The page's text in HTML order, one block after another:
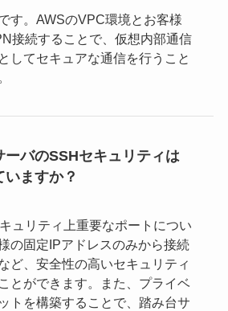
す。AWSのVPC環境とお客様
接続することで、仮想内部通信
してセキュアな通信を行うこと
ーバのSSHセキュリティは
いますか？
ュリティ上重要なポートについ
の固定IPアドレスのみから接続
ど、安全性の高いセキュリティ
とができます。また、プライベ
トを構築することで、踏み台サ